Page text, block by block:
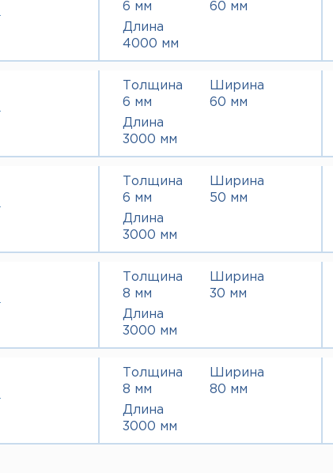
6 мм
60 мм
Длина
4000 мм
Толщина
6 мм
Ширина
60 мм
Длина
3000 мм
Толщина
6 мм
Ширина
50 мм
Длина
3000 мм
Толщина
8 мм
Ширина
30 мм
Длина
3000 мм
Толщина
8 мм
Ширина
80 мм
Длина
3000 мм